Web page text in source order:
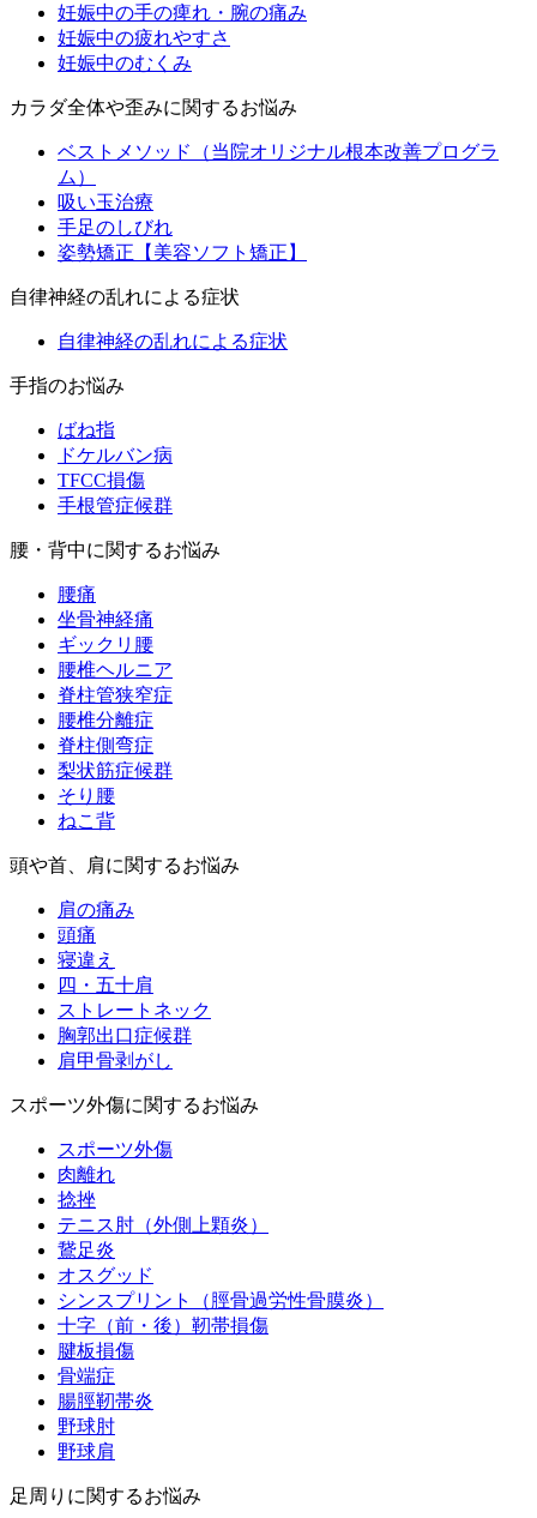
妊娠中の手の痺れ・腕の痛み
妊娠中の疲れやすさ
妊娠中のむくみ
カラダ全体や歪みに関するお悩み
ベストメソッド（当院オリジナル根本改善プログラ
ム）
吸い玉治療
手足のしびれ
姿勢矯正【美容ソフト矯正】
自律神経の乱れによる症状
自律神経の乱れによる症状
手指のお悩み
ばね指
ドケルバン病
TFCC損傷
手根管症候群
腰・背中に関するお悩み
腰痛
坐骨神経痛
ギックリ腰
腰椎ヘルニア
脊柱管狭窄症
腰椎分離症
脊柱側弯症
梨状筋症候群
そり腰
ねこ背
頭や首、肩に関するお悩み
肩の痛み
頭痛
寝違え
四・五十肩
ストレートネック
胸郭出口症候群
肩甲骨剥がし
スポーツ外傷に関するお悩み
スポーツ外傷
肉離れ
捻挫
テニス肘（外側上顆炎）
鵞足炎
オスグッド
シンスプリント（脛骨過労性骨膜炎）
十字（前・後）靭帯損傷
腱板損傷
骨端症
腸脛靭帯炎
野球肘
野球肩
足周りに関するお悩み